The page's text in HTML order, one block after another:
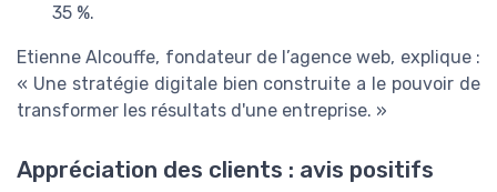
35 %.
Etienne Alcouffe, fondateur de l’agence web, explique :
« Une stratégie digitale bien construite a le pouvoir de
transformer les résultats d'une entreprise. »
Appréciation des clients : avis positifs